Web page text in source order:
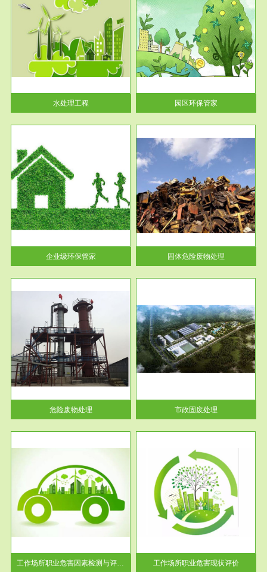
水处理工程
服务范围
园区环保管家
2016 年 4 月，环保部下发《关
于积极发挥环境保护作用促进供
给侧结...
园区环保管家
企业级环保管家
服务范围
固体危险废物处理
固体废物解释：固体废物是指人
们在生产建设、日常生活和其他
活动中...
固体危险废物处理
危险废物处理
服务范围
市政固废处理
蔚蓝生态环境科技所从事的市政
废物处理业务包括市政废物的处
理处...
市政固废处理
工作场所职业危害因素检测与评价...
服务范围
工作场所职业危害现状评价
【现状评价意义】：具体因素---
-通过质谱分析等多种手段明确
工作场...
工作场所职业危害现状评价